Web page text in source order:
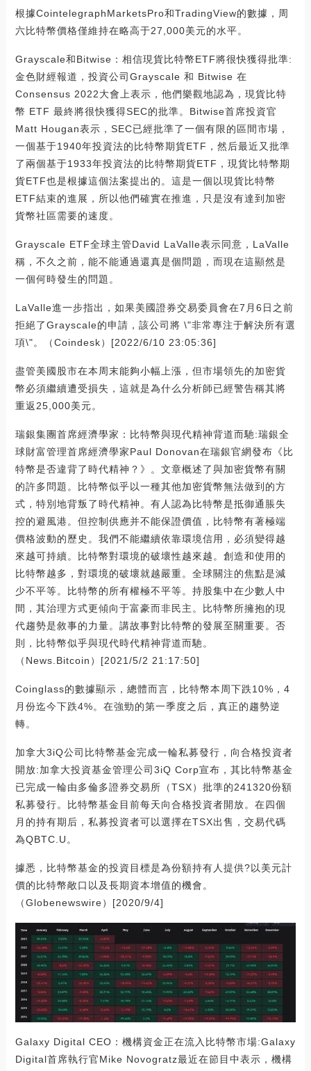
根據CointelegraphMarketsPro和TradingView的數據，周
六比特幣價格僅維持在略高于27,000美元的水平。
Grayscale和Bitwise：相信現貨比特幣ETF將很快獲得批準:
金色財經報道，投資公司Grayscale 和 Bitwise 在
Consensus 2022大會上表示，他們樂觀地認為，現貨比特
幣 ETF 最終將很快獲得SEC的批準。Bitwise首席投資官
Matt Hougan表示，SEC已經批準了一個有限的區間市場，
一個基于1940年投資法的比特幣期貨ETF，然后最近又批準
了兩個基于1933年投資法的比特幣期貨ETF，現貨比特幣期
貨ETF也是根據這個法案提出的。這是一個以現貨比特幣
ETF結束的進展，所以他們確實在推進，只是沒有達到加密
貨幣社區需要的速度。
Grayscale ETF全球主管David LaValle表示同意，LaValle
稱，不久之前，能不能通過還真是個問題，而現在這顯然是
一個何時發生的問題。
LaValle進一步指出，如果美國證券交易委員會在7月6日之前
拒絕了Grayscale的申請，該公司將 \"非常專注于解決所有選
項\"。（Coindesk）[2022/6/10 23:05:36]
盡管美國股市在本周末能夠小幅上漲，但市場領先的加密貨
幣必須繼續遭受損失，這就是為什么分析師已經警告稱其將
重返25,000美元。
瑞銀集團首席經濟學家：比特幣與現代精神背道而馳:瑞銀全
球財富管理首席經濟學家Paul Donovan在瑞銀官網發布《比
特幣是否違背了時代精神？》。文章概述了與加密貨幣有關
的許多問題。比特幣似乎以一種其他加密貨幣無法做到的方
式，特別地背叛了時代精神。有人認為比特幣是抵御通脹失
控的避風港。但控制供應并不能保證價值，比特幣有著極端
價格波動的歷史。我們不能繼續依靠環境信用，必須變得越
來越可持續。比特幣對環境的破壞性越來越。創造和使用的
比特幣越多，對環境的破壞就越嚴重。全球關注的焦點是減
少不平等。比特幣的所有權極不平等。持股集中在少數人中
間，其治理方式更傾向于富豪而非民主。比特幣所擁抱的現
代趨勢是敘事的力量。講故事對比特幣的發展至關重要。否
則，比特幣似乎與現代時代精神背道而馳。
（News.Bitcoin）[2021/5/2 21:17:50]
Coinglass的數據顯示，總體而言，比特幣本周下跌10%，4
月份迄今下跌4%。在強勁的第一季度之后，真正的趨勢逆
轉。
加拿大3iQ公司比特幣基金完成一輪私募發行，向合格投資者
開放:加拿大投資基金管理公司3iQ Corp宣布，其比特幣基金
已完成一輪由多倫多證券交易所（TSX）批準的241320份額
私募發行。比特幣基金目前每天向合格投資者開放。在四個
月的持有期后，私募投資者可以選擇在TSX出售，交易代碼
為QBTC.U。
據悉，比特幣基金的投資目標是為份額持有人提供?以美元計
價的比特幣敞口以及長期資本增值的機會。
（Globenewswire）[2020/9/4]
Galaxy Digital CEO：機構資金正在流入比特幣市場:Galaxy
Digital首席執行官Mike Novogratz最近在節目中表示，機構